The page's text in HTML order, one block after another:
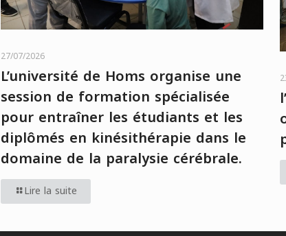
27/07/2026
L’université de Homs organise une
session de formation spécialisée
pour entraîner les étudiants et les
diplômés en kinésithérapie dans le
domaine de la paralysie cérébrale.
Lire la suite